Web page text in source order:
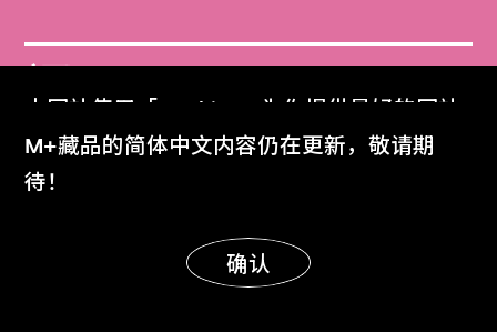
本网站使用「Cookies」为你提供最好的网站
体验。
了解更多
明白
M+藏品的简体中文内容仍在更新，敬请期
待！
确认
门票
Get Tickets